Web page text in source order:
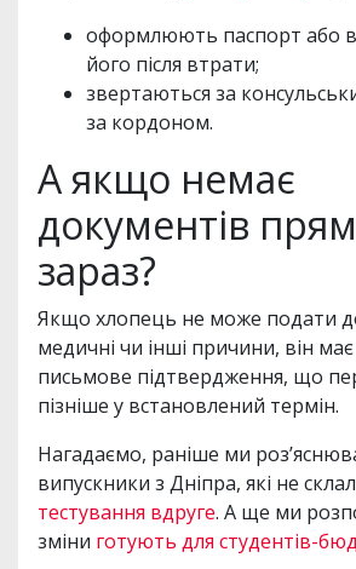
оформлюють паспорт або
його після втрати;
звертаються за
за кордоном.
А якщо немає
документів
зараз?
Якщо хлопець не може подати
медичні чи інші причини, він
письмове підтвердження, що
пізніше у встановлений термін.
Нагадаємо, раніше ми
випускники з Дніпра, які не
тестування вдруге. А ще ми
зміни готують для студентів-